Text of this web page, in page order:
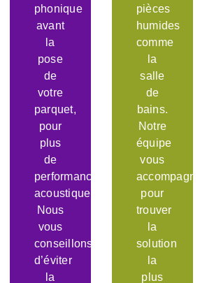
phonique
avant
la
pose
de
votre
parquet,
pour
plus
de
performance
acoustique.
Nous
vous
conseillons
d’éviter
la
pièces
humides
comme
la
salle
de
bains.
Notre
équipe
vous
accompagne
pour
trouver
la
solution
la
plus